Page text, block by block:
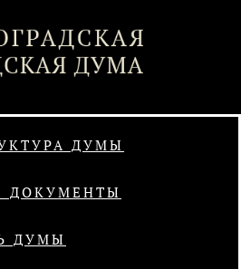
ДУМЫ
ДОКУМЕНТЫ
ДУМЫ